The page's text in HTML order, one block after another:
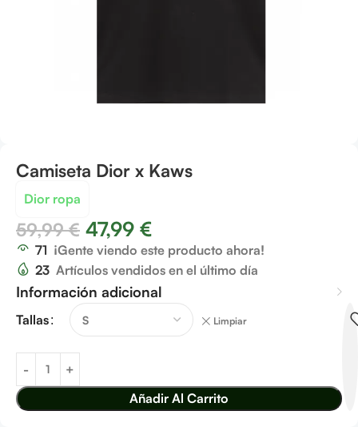
Camiseta Dior x Kaws
Dior ropa
59,99€ 47,99 €
71 ¡Gente viendo este producto ahora!
23 Artículos vendidos en el último día
Información adicional
Tallas Limpiar
Añadir Al Carrito